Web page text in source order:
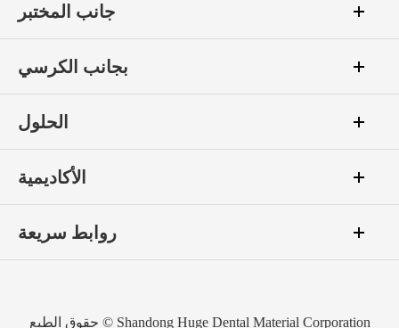
جانب المختبر
بجانب الكرسي
الحلول
الأكاديمية
روابط سريعة
حقوق الطبع © Shandong Huge Dental Material Corporation